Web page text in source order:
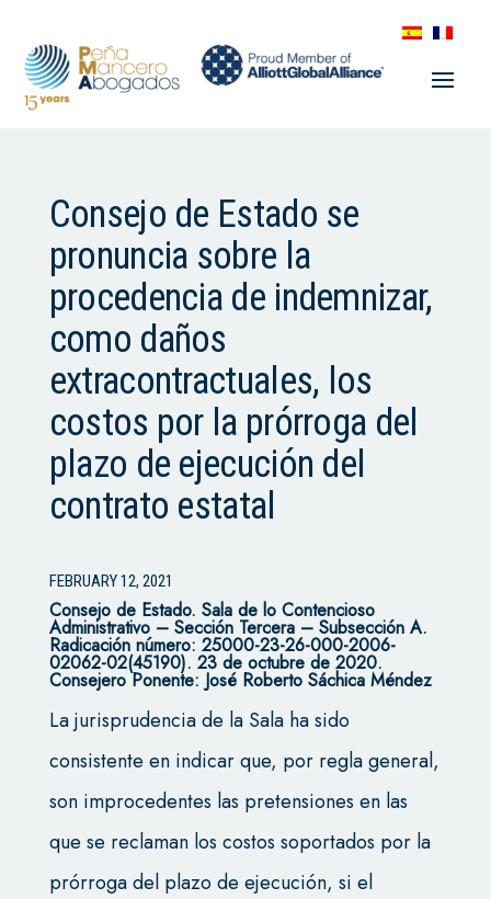
Consejo de Estado se
pronuncia sobre la
procedencia de indemnizar,
como daños
extracontractuales, los
costos por la prórroga del
plazo de ejecución del
contrato estatal
FEBRUARY 12, 2021
Consejo de Estado. Sala de lo Contencioso
Administrativo – Sección Tercera – Subsección A.
Radicación número: 25000-23-26-000-2006-
02062-02(45190). 23 de octubre de 2020.
Consejero Ponente: José Roberto Sáchica Méndez
La jurisprudencia de la Sala ha sido
consistente en indicar que, por regla general,
son improcedentes las pretensiones en las
que se reclaman los costos soportados por la
prórroga del plazo de ejecución, si el